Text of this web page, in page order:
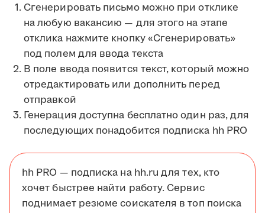
Сгенерировать письмо можно при отклике
на любую вакансию — для этого на этапе
отклика нажмите кнопку «Сгенерировать»
под полем для ввода текста
В поле ввода появится текст, который можно
отредактировать или дополнить перед
отправкой
Генерация доступна бесплатно один раз, для
последующих понадобится подписка hh PRO
hh PRO — подписка на hh.ru для тех, кто
хочет быстрее найти работу. Сервис
поднимает резюме соискателя в топ поиска